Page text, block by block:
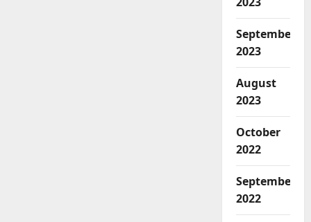
September
2023
August
2023
October
2022
September
2022